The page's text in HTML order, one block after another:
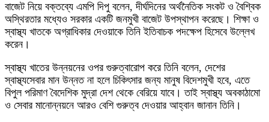
বাজেট নিয়ে বক্তব্যে এমপি দিপু বলেন, দীর্ঘদিনের অর্থনৈতিক সংকট ও বৈশ্বিক
অস্থিরতার মধ্যেও সরকার একটি জনমুখী বাজেট উপস্থাপন করেছে। শিক্ষা ও
স্বাস্থ্য খাতকে অগ্রাধিকার দেওয়াকে তিনি ইতিবাচক পদক্ষেপ হিসেবে উল্লেখ
করেন।
স্বাস্থ্য খাতের উন্নয়নের ওপর গুরুত্বারোপ করে তিনি বলেন, দেশের
স্বাস্থ্যসেবার মান উন্নত না হলে চিকিৎসার জন্য মানুষ বিদেশমুখী হবে, এতে
বিপুল পরিমাণ বৈদেশিক মুদ্রা দেশ থেকে বেরিয়ে যাবে। তাই স্বাস্থ্য অবকাঠামো
ও সেবার মানোন্নয়নে আরও বেশি গুরুত্ব দেওয়ার আহ্বান জানান তিনি।